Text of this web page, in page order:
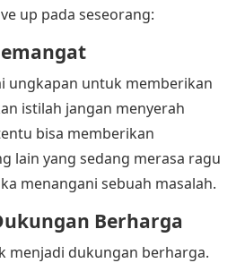
up pada seseorang:
ungkapan untuk memberikan
istilah jangan menyerah
bisa memberikan
lain yang sedang merasa ragu
menangani sebuah masalah.
Berharga
menjadi dukungan berharga.